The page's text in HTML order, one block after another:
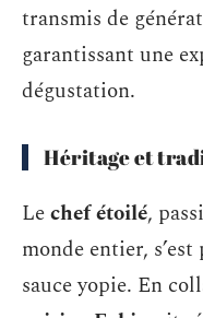
transmis de
garantissant une
dégustation.
Héritage et
Lechef étoilé,
monde entier,
sauce yopie. En